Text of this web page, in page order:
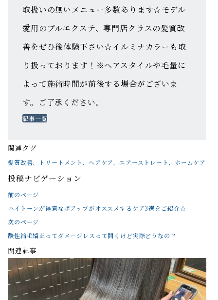
取扱いの無いメニュー多数あります☆モデル
愛用のプルエクステ、専門店クラスの髪質改
善をぜひ後体験下さい☆イルミナカラーも取
り扱っております！※ヘアスタイルや毛量に
よって施術時間が前後する場合がございま
す。ご了承ください。
記事一覧
関連タグ
髪質改善、トリートメント、ヘアケア、エアーストレート、ホームケア
投稿ナビゲーション
前のページ
ハイトーンが得意なボアップがオススメするケア3選をご紹介☆
次のページ
酸性縮毛矯正ってダメージレスって聞くけど実際どうなの？
関連記事